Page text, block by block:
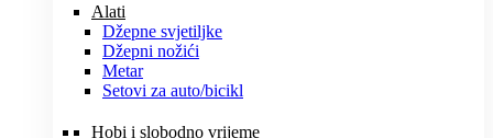
Alati
Džepne svjetiljke
Džepni nožići
Metar
Setovi za auto/bicikl
Hobi i slobodno vrijeme